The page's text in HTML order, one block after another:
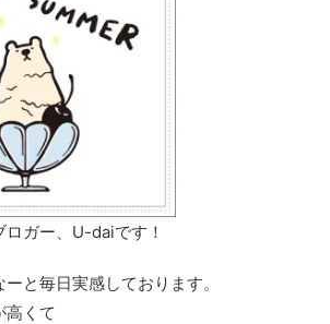
ガー、U-daiです！
と毎日実感しております。
高くて